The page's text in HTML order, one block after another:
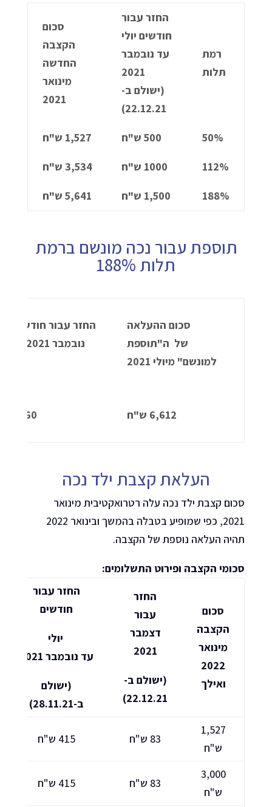
רמת
תלות
החזר עבור
חודשים יולי
עד נובמבר
2021
(ישולם ב-
22.12.21)
סכום
הקצבה
החדשה
מינואר
2021
50% 500 ש"ח 1,527 ש"ח
112% 3,534 ש"ח
188% 1,500 ש"ח 5,641 ש"ח
תוספת עבור נכה מונשם ברמת
תלות 188%
סכום ההעלאה
של ה"תוספת
למונשם" מיולי 2021
החזר עבור חודשים
נובמבר 2021
6,612 ש"ח 33,060 ש"ח
העלאת קצבת ילד נכה
סכום קצבת ילד נכה עלה רטרואקטיבית מינואר
2021, כפי שמופיע בטבלה בהמשך ובינואר 2022
תהיה העלאה נוספת של הקצבה.
סכומי הקצבה ופירוט התשלומים:
סכום
הקצבה
מינואר
2022
ואילך
החזר
עבור
דצמבר
2021
(ישולם ב-
22.12.21)
החזר עבור
חודשים
יולי
עד נובמבר2021
(ישולם
ב-28.11.21)
1,527
ש"ח
83 ש"ח 415 ש"ח
3,000
ש"ח
83 ש"ח 415 ש"ח